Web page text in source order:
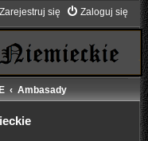
Zaloguj się
Zarejestruj się
Ambasady